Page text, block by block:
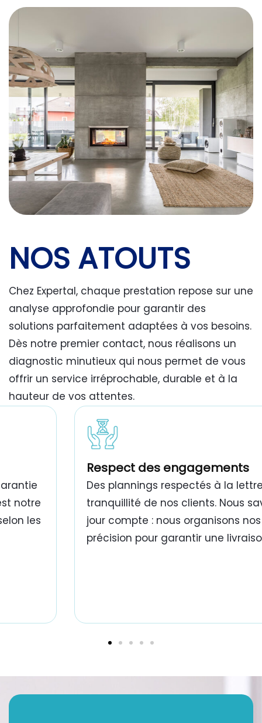
NOS ATOUTS
Chez Expertal, chaque prestation repose sur une
analyse approfondie pour garantir des
solutions parfaitement adaptées à vos besoins.
Dès notre premier contact, nous réalisons un
diagnostic minutieux qui nous permet de vous
offrir un service irréprochable, durable et à la
hauteur de vos attentes.
travaux de peinture bâtiment Tunisie
notre
les
Respect des engagements
Des plannings respectés à la
tranquillité de nos clients. Nous
jour compte : nous organisons
précision pour garantir une